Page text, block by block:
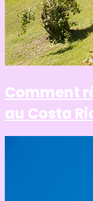
Comment
au Costa